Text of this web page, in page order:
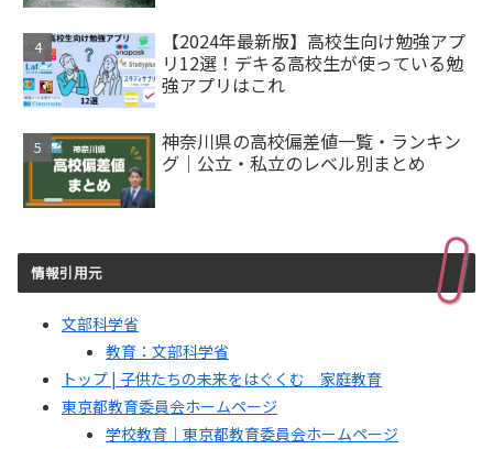
【2024年最新版】高校生向け勉強アプ
リ12選！デキる高校生が使っている勉
強アプリはこれ
神奈川県の高校偏差値一覧・ランキン
グ｜公立・私立のレベル別まとめ
情報引用元
文部科学省
教育：文部科学省
トップ | 子供たちの未来をはぐくむ 家庭教育
東京都教育委員会ホームページ
学校教育｜東京都教育委員会ホームページ